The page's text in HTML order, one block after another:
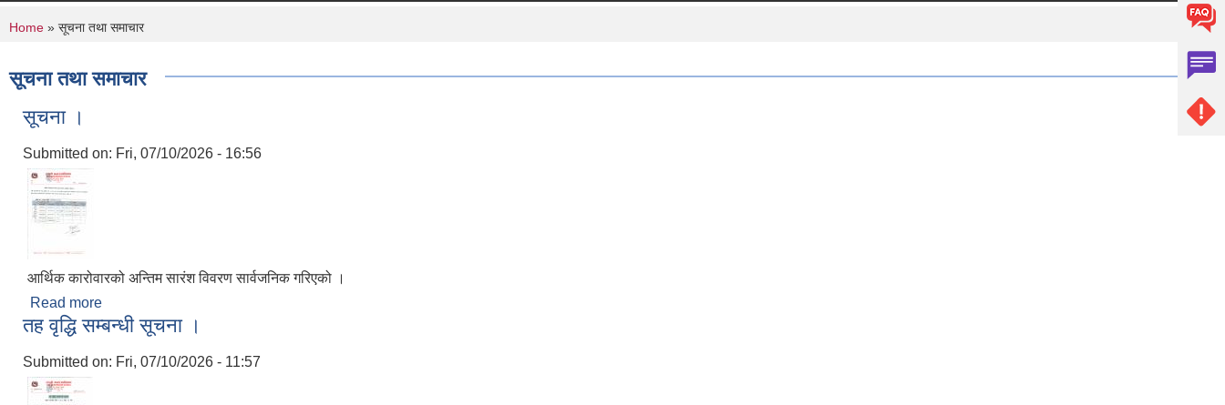
You are here
Home » सूचना तथा समाचार
सूचना तथा समाचार
सूचना ।
Submitted on: Fri, 07/10/2026 - 16:56
आर्थिक कारोवारको अन्तिम सारंश विवरण सार्वजनिक गरिएको ।
Read more
तह वृद्धि सम्बन्धी सूचना ।
Submitted on: Fri, 07/10/2026 - 11:57